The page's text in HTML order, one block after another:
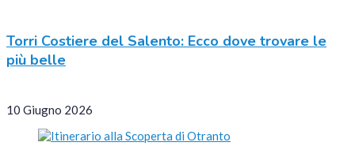
Torri Costiere del Salento: Ecco dove trovare le
più belle
10 Giugno 2026